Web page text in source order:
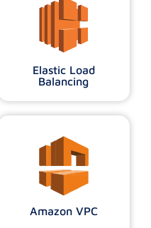
Elastic Load
Balancing
Amazon VPC